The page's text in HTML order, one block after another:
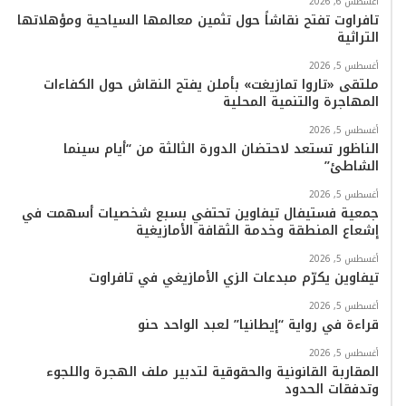
ك
ب
ر
م
k
ب
تافراوت تفتح نقاشاً حول تثمين معالمها السياحية ومؤهلاتها
التراثية
أغسطس 5, 2026
ملتقى «تاروا تمازيغت» بأملن يفتح النقاش حول الكفاءات
المهاجرة والتنمية المحلية
أغسطس 5, 2026
الناظور تستعد لاحتضان الدورة الثالثة من “أيام سينما
الشاطئ”
أغسطس 5, 2026
جمعية فستيفال تيفاوين تحتفي بسبع شخصيات أسهمت في
إشعاع المنطقة وخدمة الثقافة الأمازيغية
أغسطس 5, 2026
تيفاوين يكرّم مبدعات الزي الأمازيغي في تافراوت
أغسطس 5, 2026
قراءة في رواية “إيطانيا” لعبد الواحد حنو
أغسطس 5, 2026
المقاربة القانونية والحقوقية لتدبير ملف الهجرة واللجوء
وتدفقات الحدود